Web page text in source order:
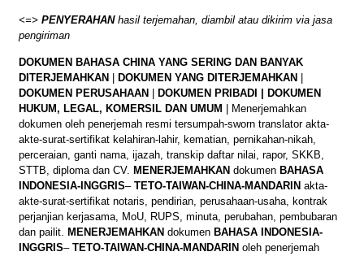
<=> PENYERAHANhasil terjemahan, diambil atau dikirim via jasa
pengiriman
DOKUMEN BAHASA CHINA YANG SERING DAN BANYAK
DITERJEMAHKAN
DOKUMEN YANG DITERJEMAHKAN
DOKUMEN PERUSAHAAN
DOKUMEN PRIBADI | DOKUMEN
HUKUM, LEGAL, KOMERSIL DAN UMUM
| Menerjemahkan
dokumen oleh penerjemah resmi tersumpah-sworn translator akta-
akte-surat-sertifikat kelahiran-lahir, kematian, pernikahan-nikah,
perceraian, ganti nama, ijazah, transkip daftar nilai, rapor, SKKB,
STTB, diploma dan CV. MENERJEMAHKAN dokumen BAHASA
INDONESIA-INGGRIS–TETO-TAIWAN-CHINA-MANDARIN akta-
akte-surat-sertifikat notaris, pendirian, perusahaan-usaha, kontrak
perjanjian kerjasama, MoU, RUPS, minuta, perubahan, pembubaran
dan pailit. MENERJEMAHKAN dokumen BAHASA
INDONESIA-
INGGRIS–TETO-TAIWAN-CHINA-MANDARIN oleh penerjemah